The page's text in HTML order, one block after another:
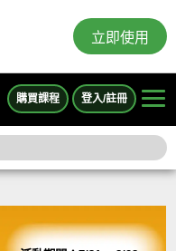
立即使用
購買課程 登入/註冊